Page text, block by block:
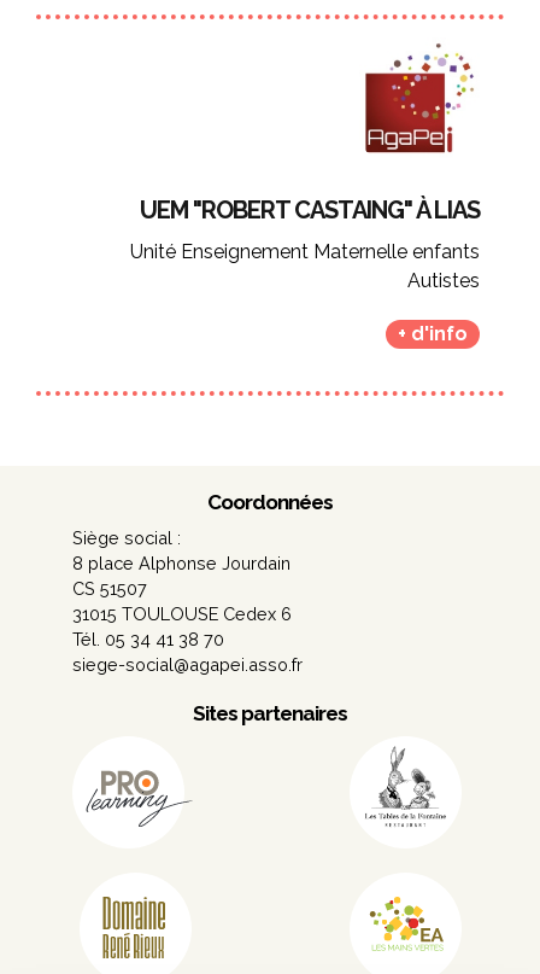
UEM "ROBERT CASTAING" À LIAS
Unité Enseignement Maternelle enfants
Autistes
+ d'info
Coordonnées
Siège social :
8 place Alphonse Jourdain
CS 51507
31015 TOULOUSE Cedex 6
Tél. 05 34 41 38 70
siege-social@agapei.asso.fr
Sites partenaires